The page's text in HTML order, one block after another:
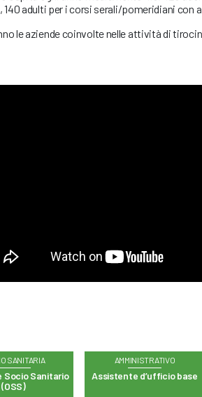
140 adulti per i corsi serali/pomeridiani con
le aziende coinvolte nelle attività di
SANITARIA
Socio Sanitario
(OSS)
AMMINISTRATIVO
Assistente d’ufficio base